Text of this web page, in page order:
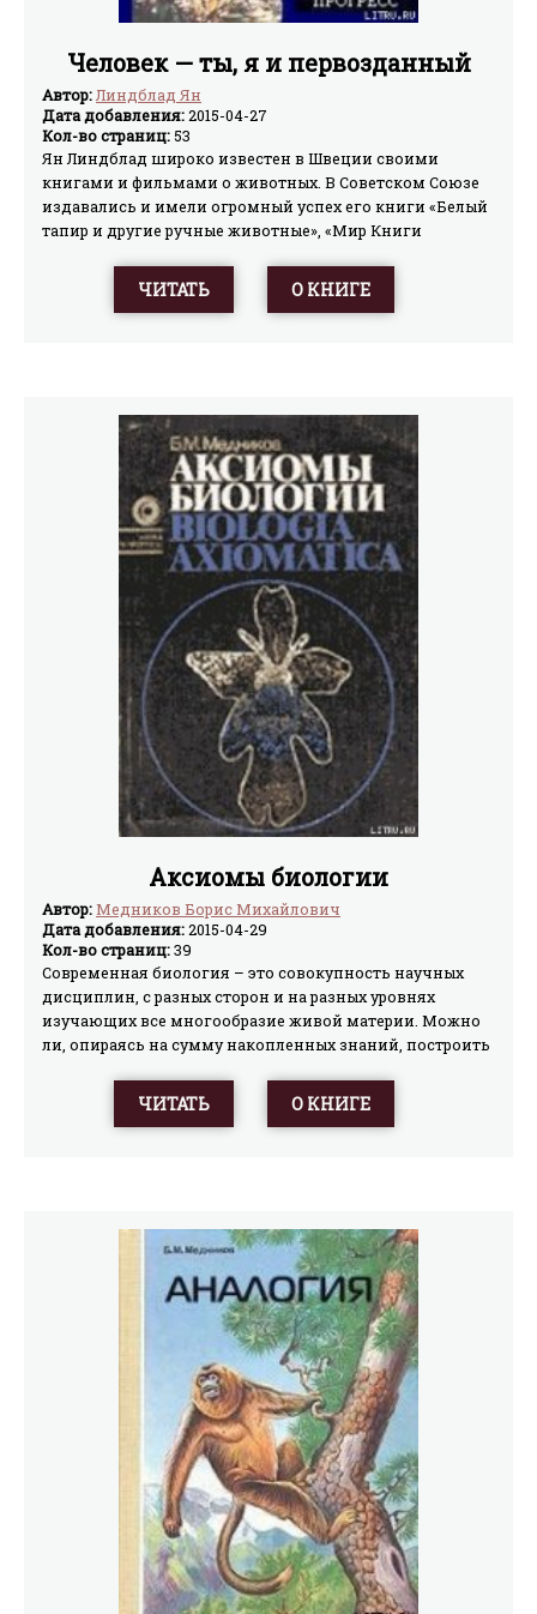
Человек — ты, я и первозданный
Автор:Линдблад Ян
Дата добавления:2015-04-27
Кол-во страниц: 53
Ян Линдблад широко известен в Швеции своими
книгами и фильмами о животных. В Советском Союзе
издавались и имели огромный успех его книги «Белый
тапир и другие ручные животные», «Мир Книги
читателям книга является последней работой Я.
Линдблада, которую он завершил незадолго до смерти.
соображения о том, как под воздействием окружающей
среды шло становление гомо сапиенс. Ян Линдбланд
обосновывает и логически доказывает новую и
непротиворечивую (в отличии от существующих до сих
пор) теорию происхождения человека. А так же на
ярких примерах показывает нам истоки поведенческих
инстинктов человека.
ЧИТАТЬ О КНИГЕ
Аксиомы биологии
Автор:Медников Борис Михайлович
Дата добавления:2015-04-29
Кол-во страниц:39
Современная биология – это совокупность научных
дисциплин, с разных сторон и на разных уровнях
изучающих все многообразие живой материи. Можно
ли, опираясь на сумму накопленных знаний, построить
необходимых для понимания специфических отличий
живого от неживого? Можно, считает автор, и в
ЧИТАТЬ О КНИГЕ